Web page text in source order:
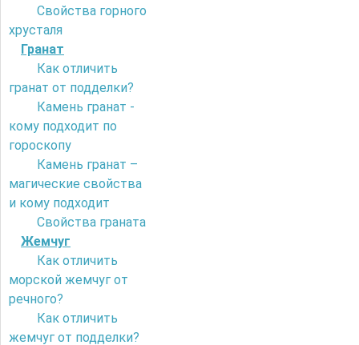
Свойства горного
хрусталя
Гранат
Как отличить
гранат от подделки?
Камень гранат -
кому подходит по
гороскопу
Камень гранат –
магические свойства
и кому подходит
Свойства граната
Жемчуг
Как отличить
морской жемчуг от
речного?
Как отличить
жемчуг от подделки?